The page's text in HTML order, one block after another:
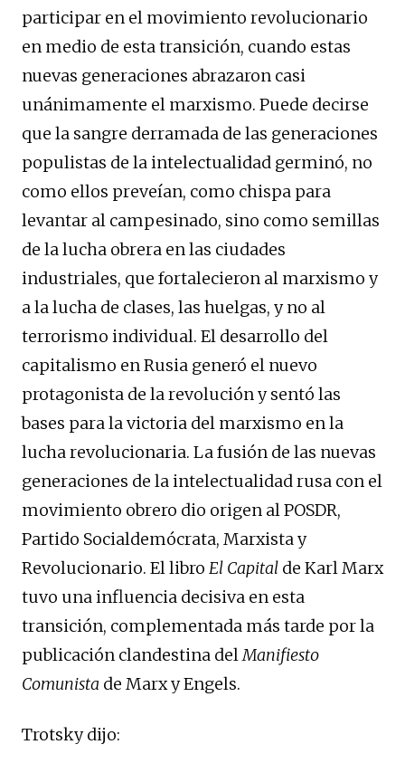
participar en el movimiento revolucionario
en medio de esta transición, cuando estas
nuevas generaciones abrazaron casi
unánimamente el marxismo. Puede decirse
que la sangre derramada de las generaciones
populistas de la intelectualidad germinó, no
como ellos preveían, como chispa para
levantar al campesinado, sino como semillas
de la lucha obrera en las ciudades
industriales, que fortalecieron al marxismo y
a la lucha de clases, las huelgas, y no al
terrorismo individual. El desarrollo del
capitalismo en Rusia generó el nuevo
protagonista de la revolución y sentó las
bases para la victoria del marxismo en la
lucha revolucionaria. La fusión de las nuevas
generaciones de la intelectualidad rusa con el
movimiento obrero dio origen al POSDR,
Partido Socialdemócrata, Marxista y
Revolucionario. El libro El Capital de Karl Marx
tuvo una influencia decisiva en esta
transición, complementada más tarde por la
publicación clandestina delManifiesto
Comunista de Marx y Engels.
Trotsky dijo: